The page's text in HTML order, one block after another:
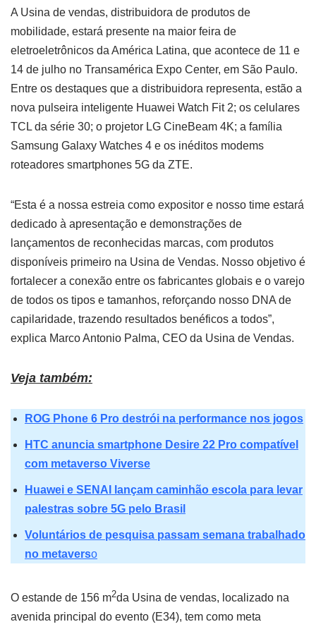
A Usina de vendas, distribuidora de produtos de
mobilidade, estará presente na maior feira de
eletroeletrônicos da América Latina, que acontece de 11 e
14 de julho no Transamérica Expo Center, em São Paulo.
Entre os destaques que a distribuidora representa, estão a
nova pulseira inteligente Huawei Watch Fit 2; os celulares
TCL da série 30; o projetor LG CineBeam 4K; a família
Samsung Galaxy Watches 4 e os inéditos modems
roteadores smartphones 5G da ZTE.
“Esta é a nossa estreia como expositor e nosso time estará
dedicado à apresentação e demonstrações de
lançamentos de reconhecidas marcas, com produtos
disponíveis primeiro na Usina de Vendas. Nosso objetivo é
fortalecer a conexão entre os fabricantes globais e o varejo
de todos os tipos e tamanhos, reforçando nosso DNA de
capilaridade, trazendo resultados benéficos a todos”,
explica Marco Antonio Palma, CEO da Usina de Vendas.
Veja também:
ROG Phone 6 Pro destrói na performance nos jogos
HTC anuncia smartphone Desire 22 Pro compatível
com metaverso Viverse
Huawei e SENAI lançam caminhão escola para levar
palestras sobre 5G pelo Brasil
Voluntários de pesquisa passam semana trabalhado
no metaverso
O estande de 156 m2da Usina de vendas, localizado na
avenida principal do evento (E34), tem como meta